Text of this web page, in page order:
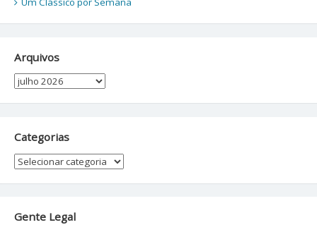
Arquivos
Arquivos
Categorias
Categorias
Gente Legal